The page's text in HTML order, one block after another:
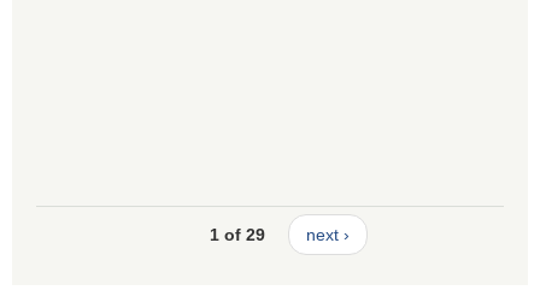
1 of 29 next ›